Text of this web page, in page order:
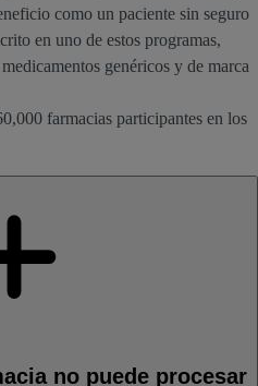
como un paciente sin seguro
en uno de estos programas,
genéricos y de marca
farmacias participantes en los
no puede procesar